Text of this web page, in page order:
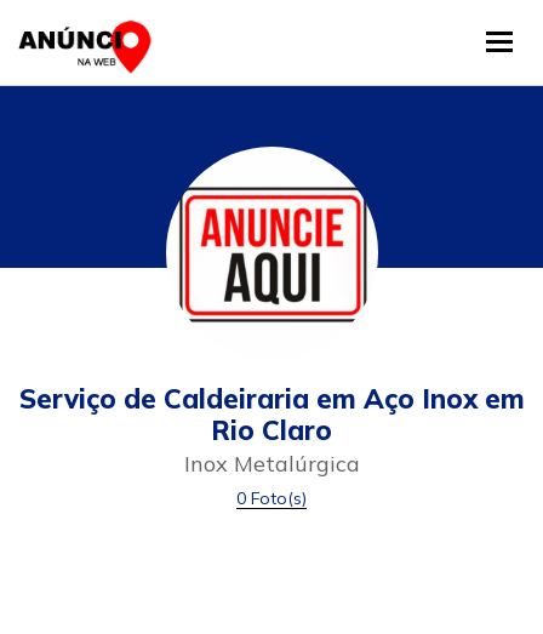
Serviço de Caldeiraria em Aço Inox em
Rio Claro
Inox Metalúrgica
0 Foto(s)